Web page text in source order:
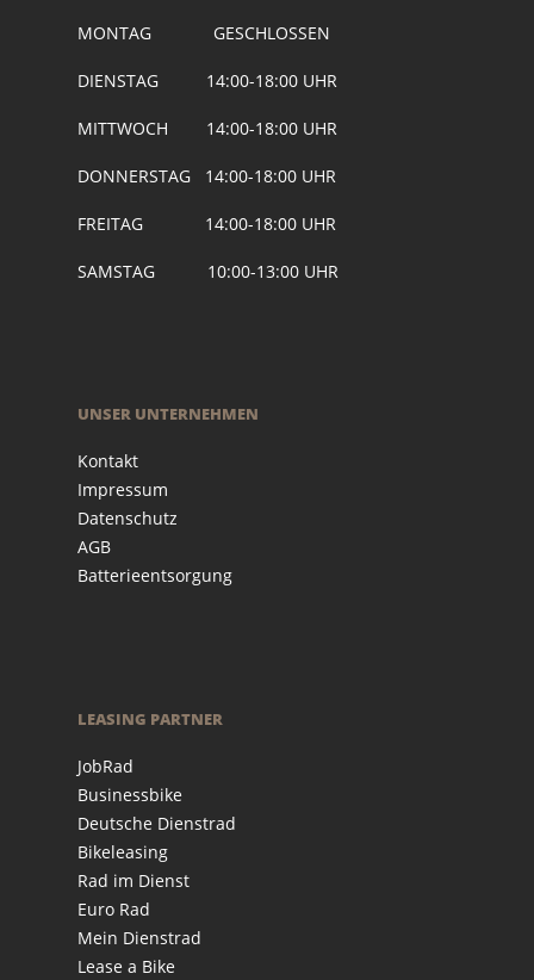
MONTAG GESCHLOSSEN
DIENSTAG 14:00-18:00 UHR
MITTWOCH 14:00-18:00 UHR
DONNERSTAG 14:00-18:00 UHR
FREITAG 14:00-18:00 UHR
SAMSTAG 10:00-13:00 UHR
UNSER UNTERNEHMEN
Kontakt
Impressum
Datenschutz
AGB
Batterieentsorgung
LEASING PARTNER
JobRad
Businessbike
Deutsche Dienstrad
Bikeleasing
Rad im Dienst
Euro Rad
Mein Dienstrad
Lease a Bike